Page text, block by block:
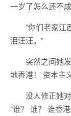
一岁了怎么还不
“你们老家江
泪汪汪。”
突然之间她
地香港！ 资本主
没人修正她
“谁？ 谁？ 谁香